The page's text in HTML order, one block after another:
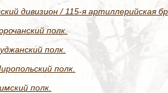
дивизион / 115-я артиллерийская
полк.
полк.
полк.
полк.